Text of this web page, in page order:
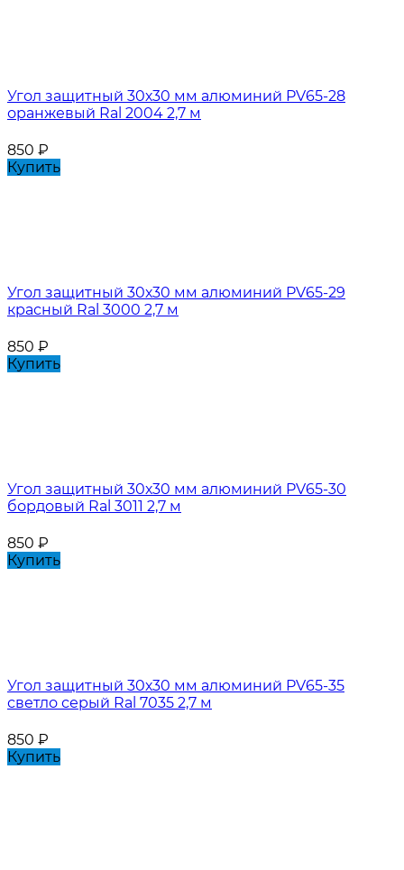
Угол защитный 30х30 мм алюминий PV65-28
оранжевый Ral 2004 2,7 м
850 ₽
Купить
Угол защитный 30х30 мм алюминий PV65-29
красный Ral 3000 2,7 м
850 ₽
Купить
Угол защитный 30х30 мм алюминий PV65-30
бордовый Ral 3011 2,7 м
850 ₽
Купить
Угол защитный 30х30 мм алюминий PV65-35
светло серый Ral 7035 2,7 м
850 ₽
Купить